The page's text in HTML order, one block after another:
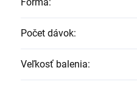
Počet dávok:
Veľkosť balenia: